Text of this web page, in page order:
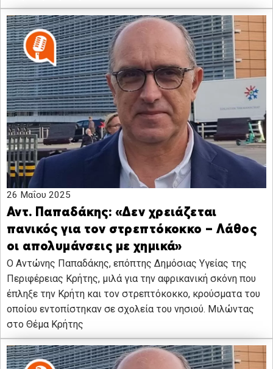
26 Μαΐου 2025
Αντ. Παπαδάκης: «Δεν χρειάζεται
πανικός για τον στρεπτόκοκκο – Λάθος
οι απολυμάνσεις με χημικά»
Ο Αντώνης Παπαδάκης, επόπτης Δημόσιας Υγείας της
Περιφέρειας Κρήτης, μιλά για την αφρικανική σκόνη που
έπληξε την Κρήτη και τον στρεπτόκοκκο, κρούσματα του
οποίου εντοπίστηκαν σε σχολεία του νησιού. Μιλώντας
στο Θέμα Κρήτης